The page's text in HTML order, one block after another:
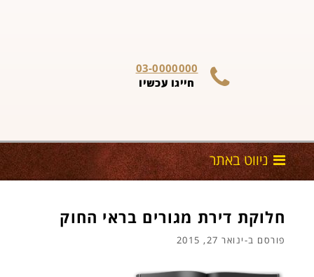
03-0000000
חייגו עכשיו
חלוקת דירת מגורים בראי החוק
פורסם ב-ינואר 27, 2015